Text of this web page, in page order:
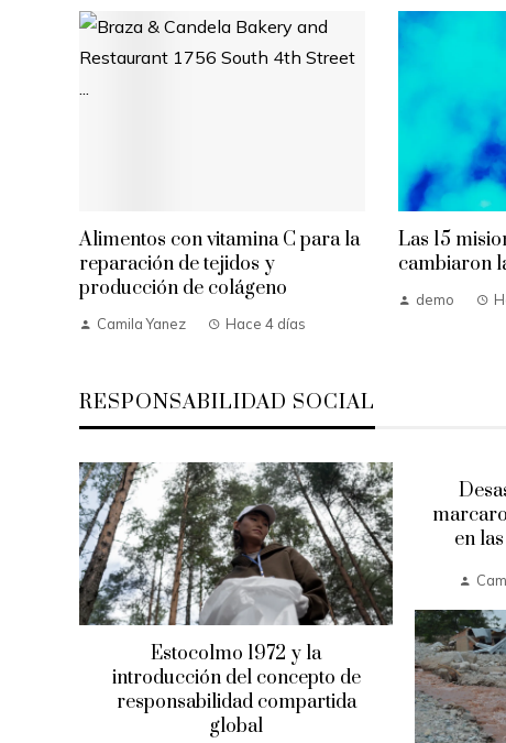
Alimentos con vitamina C para la
reparación de tejidos y
producción de colágeno
Camila Yanez Hace 4 días
Las 15
cambiaron
demo
RESPONSABILIDAD SOCIAL
Estocolmo 1972 y la
introducción del concepto de
responsabilidad compartida
global
en